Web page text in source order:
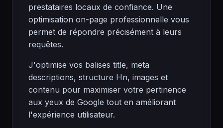
prestataires locaux de confiance. Une
optimisation on-page professionnelle vous
permet de répondre précisément à leurs
requêtes.
J'optimise vos balises title, meta
descriptions, structure Hn, images et
contenu pour maximiser votre pertinence
aux yeux de Google tout en améliorant
l'expérience utilisateur.